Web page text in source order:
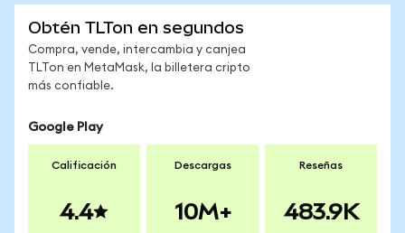
Obtén TLTon en segundos
Compra, vende, intercambia y canjea
TLTon en MetaMask, la billetera cripto
más confiable.
Google Play
Calificación
4.4
Descargas
10M+
Reseñas
483.9K